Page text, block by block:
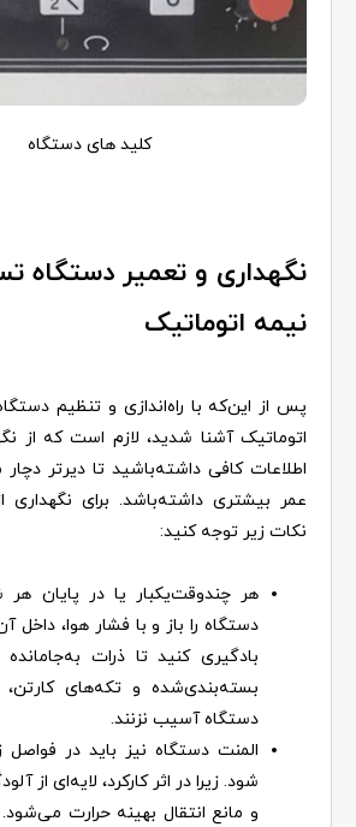
کلید های دستگاه
نگهداری و تعمیر
نیمه اتوماتیک
پس از این‌که با راه‌اندازی و تنظیم
اتوماتیک آشنا شدید، لازم است که از
اطلاعات کافی داشته‌باشید تا دیرتر
عمر بیشتری داشته‌باشد. برای نگهداری
نکات زیر توجه کنید:
هر چندوقت‌یکبار یا در پایان
دستگاه را باز و با فشار هوا، داخل
بادگیری کنید تا ذرات
بسته‌بندی‌شده و تکه‌های
دستگاه آسیب نزنند.
المنت دستگاه نیز باید در فواصل
شود. زیرا در اثر کارکرد، لایه‌ای از
و مانع انتقال بهینه حرارت